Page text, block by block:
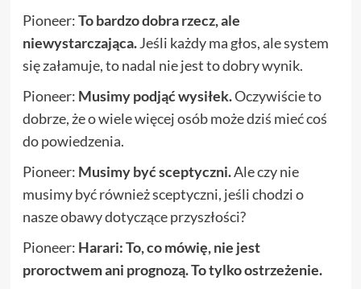
Pioneer:To bardzo dobra rzecz, ale
niewystarczająca.Jeśli każdy ma głos, ale system
się załamuje, to nadal nie jest to dobry wynik.
Pioneer: Musimy podjąć wysiłek.Oczywiście to
dobrze, że o wiele więcej osób może dziś mieć coś
do powiedzenia.
Pioneer: Musimy być sceptyczni.Ale czy nie
musimy być również sceptyczni, jeśli chodzi o
nasze obawy dotyczące przyszłości?
Pioneer: Harari: To, co mówię, nie jest
proroctwem ani prognozą. To tylko ostrzeżenie.